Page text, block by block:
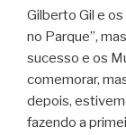
Gilberto Gil e
no Parque”,
sucesso e os
comemorar,
depois,
fazendo a